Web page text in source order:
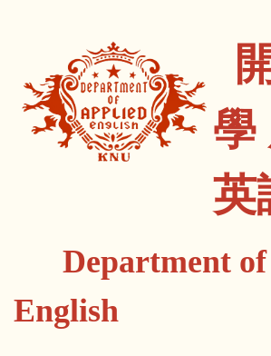
學
英
Department of
English